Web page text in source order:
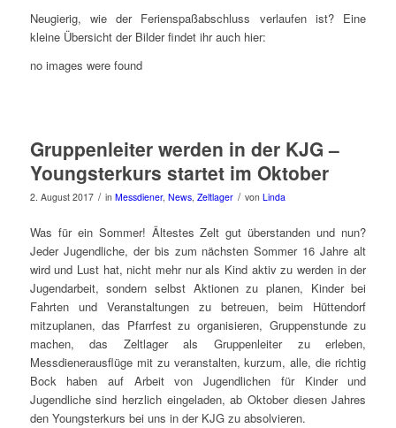
Neugierig, wie der Ferienspaßabschluss verlaufen ist? Eine
kleine Übersicht der Bilder findet ihr auch hier:
no images were found
Gruppenleiter werden in der KJG –
Youngsterkurs startet im Oktober
2. August 2017 / in Messdiener, News, Zeltlager / von Linda
Was für ein Sommer! Ältestes Zelt gut überstanden und nun?
Jeder Jugendliche, der bis zum nächsten Sommer 16 Jahre alt
wird und Lust hat, nicht mehr nur als Kind aktiv zu werden in der
Jugendarbeit, sondern selbst Aktionen zu planen, Kinder bei
Fahrten und Veranstaltungen zu betreuen, beim Hüttendorf
mitzuplanen, das Pfarrfest zu organisieren, Gruppenstunde zu
machen, das Zeltlager als Gruppenleiter zu erleben,
Messdienerausflüge mit zu veranstalten, kurzum, alle, die richtig
Bock haben auf Arbeit von Jugendlichen für Kinder und
Jugendliche sind herzlich eingeladen, ab Oktober diesen Jahres
den Youngsterkurs bei uns in der KJG zu absolvieren.